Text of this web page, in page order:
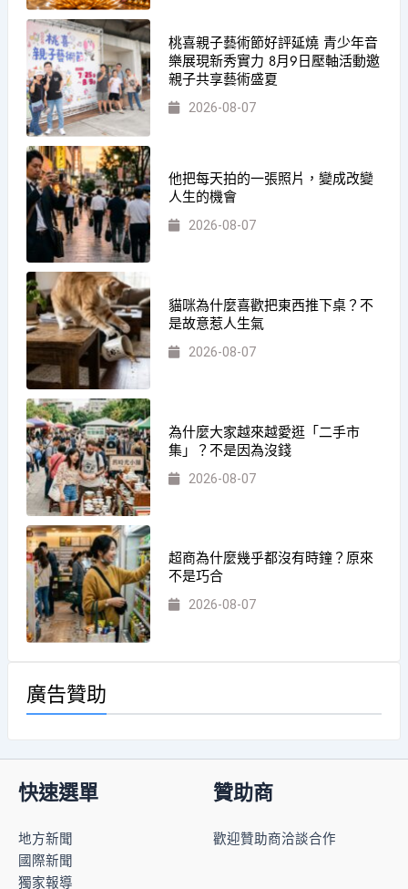
桃喜親子藝術節好評延燒 青少年音
樂展現新秀實力 8月9日壓軸活動邀
親子共享藝術盛夏
2026-08-07
他把每天拍的一張照片，變成改變
人生的機會
2026-08-07
貓咪為什麼喜歡把東西推下桌？不
是故意惹人生氣
2026-08-07
為什麼大家越來越愛逛「二手市
集」？不是因為沒錢
2026-08-07
超商為什麼幾乎都沒有時鐘？原來
不是巧合
2026-08-07
廣告贊助
快速選單
地方新聞
國際新聞
獨家報導
贊助商
歡迎贊助商洽談合作